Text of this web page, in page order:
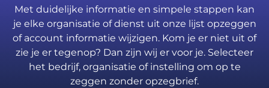
Met duidelijke informatie en simpele stappen kan
je elke organisatie of dienst uit onze lijst opzeggen
of account informatie wijzigen. Kom je er niet uit of
zie je er tegenop? Dan zijn wij er voor je. Selecteer
het bedrijf, organisatie of instelling om op te
zeggen zonder opzegbrief.